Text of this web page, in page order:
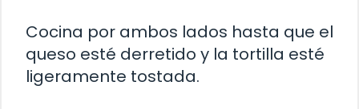
Cocina por ambos lados hasta que el
queso esté derretido y la tortilla esté
ligeramente tostada.